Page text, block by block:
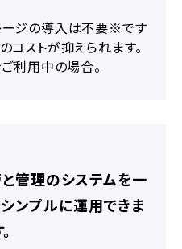
ージの導入は不要※です
コストが抑えられます。
用中の場合。
管理のシステムを一
ンプルに運用できま